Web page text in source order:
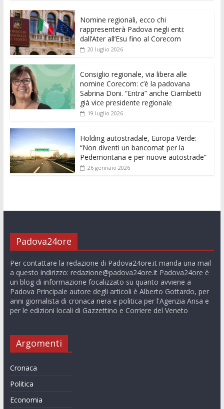
e
b
o
o
k
itt
er l s
A
p
p
ss
e
n
er
di
t
k
e
dI
di
vi
Nomine regionali, ecco chi
rappresenterà Padova negli enti:
dall’Ater all’Esu fino al Corecom
20 luglio 2026
Consiglio regionale, via libera alle
nomine Corecom: c’è la padovana
Sabrina Doni. “Entra” anche Ciambetti
già vice presidente regionale
19 luglio 2026
Holding autostradale, Europa Verde:
“Non diventi un bancomat per la
Pedemontana e per nuove autostrade”
26 gennaio 2026
Padova24ore
Per contattare la redazione di Padova24ore.it manda una mail
a questo indirizzo: redazione@padova24ore.itPadova24ore è
un blog di informazione focalizzato su quanto avviene a
Padova Principale autore degli articoli è Alberto Gottardo, per
anni giornalista di cronaca nera e politica per l'Agenzia Ansa e
per le edizioni locali di Gazzettino e Corriere del Veneto
Argomenti
Cronaca
Politica
Economia